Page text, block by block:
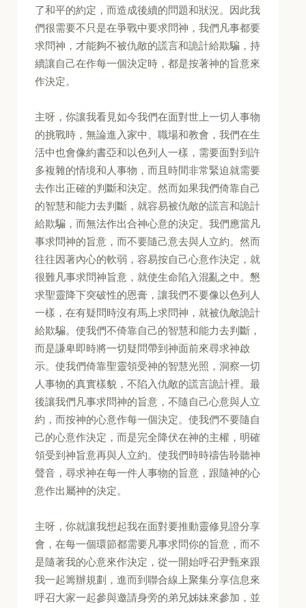
了和平的約定，而造成後續的問題和狀況。因此我
們很需要不只是在爭戰中要求問神，我們凡事都要
求問神，才能夠不被仇敵的謊言和詭計給欺騙，持
續讓自己在作每一個決定時，都是按著神的旨意來
作決定。
主呀，你讓我看見如今我們在面對世上一切人事物
的挑戰時，無論進入家中、職場和教會，我們在生
活中也會像約書亞和以色列人一樣，需要面對到許
多複雜的情境和人事物，而且時間非常緊迫就需要
去作出正確的判斷和決定。然而如果我們倚靠自己
的智慧和能力去判斷，就容易被仇敵的謊言和詭計
給欺騙，而無法作出合神心意的決定。我們應當凡
事求問神的旨意，而不要隨己意去與人立約。然而
往往因著內心的軟弱，容易按自己心意作決定，就
很難凡事求問神旨意，就使生命陷入混亂之中。懇
求聖靈降下突破性的恩膏，讓我們不要像以色列人
一樣，在有疑問時沒有馬上求問神，就被仇敵詭計
給欺騙。使我們不倚靠自己的智慧和能力去判斷，
而是謙卑即時將一切疑問帶到神面前來尋求神啟
示。使我們倚靠聖靈領受神的智慧光照，洞察一切
人事物的真實樣貌，不陷入仇敵的謊言詭計裡。最
後讓我們凡事求問神的旨意，不隨自己心意與人立
約，而按神的心意作每一個決定。使我們不要隨自
己的心意作決定，而是完全降伏在神的主權，明確
領受到神旨意再與人立約。使我們時時禱告聆聽神
聲音，尋求神在每一件人事物的旨意，跟隨神的心
意作出屬神的決定。
主呀，你就讓我想起我在面對要推動靈修見證分享
會，在每一個環節都需要凡事求問你的旨意，而不
是隨著我的心意來作決定，從一開始呼召尹甄來跟
我一起籌辦規劃，進而到聯合線上聚集分享信息來
呼召大家一起參與邀請身旁的弟兄姊妹來參加，並